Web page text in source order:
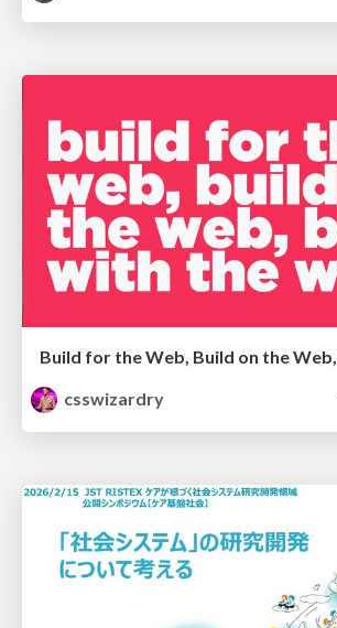
csswizardry